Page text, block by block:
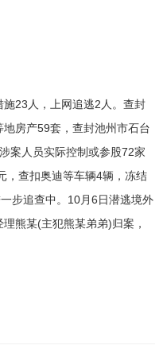
23人，上网追逃2人。查封
房产59套，查封池州市石台
案人员实际控制或参股72家
，查扣奥迪等车辆4辆，冻结
步追查中。10月6日潜逃境外
熊某(主犯熊某弟弟)归案，